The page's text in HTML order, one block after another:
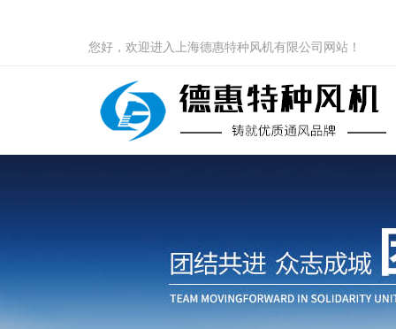
您好，欢迎进入上海德惠特种风机有限公司网站！